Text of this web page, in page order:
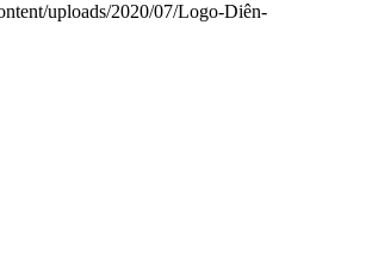
uploads/2020/07/Logo-Diên-